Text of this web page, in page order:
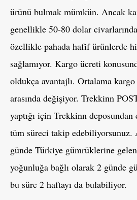
ürünü bulmak mümkün. Ancak
genellikle 50-80 dolar
özellikle pahada hafif ürünlerde
sağlamıyor. Kargo ücreti
oldukça avantajlı. Ortalama
arasında değişiyor. Trekkinn
yaptığı için Trekkinn
tüm süreci takip edebiliyorsunuz.
günde Türkiye gümrüklerine
yoğunluğa bağlı olarak 2 günde
bu süre 2 haftayı da bulabiliyor.